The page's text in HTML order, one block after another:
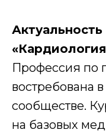
Профессия по
востребована
сообществе.
на базовых